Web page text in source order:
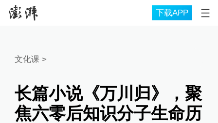
下载APP
文化课>
长篇小说《万川归》，聚
焦六零后知识分子生命历